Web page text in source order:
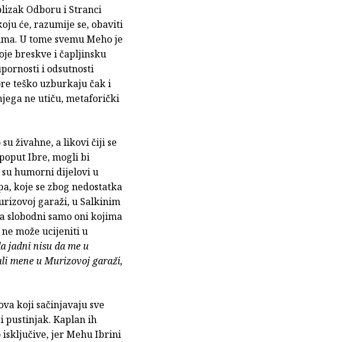
Odboru i Stranci
će, razumije se, obaviti
U tome svemu Meho je
breskve i čapljinsku
i odsutnosti
teško uzburkaju čak i
ne utiču, metaforički
živahne, a likovi čiji se
Ibre, mogli bi
humorni dijelovi u
koje se zbog nedostatka
garaži, u Salkinim
slobodni samo oni kojima
može ucijeniti u
jadni nisu da me u
mene u Murizovoj garaži,
koji sačinjavaju sve
pustinjak. Kaplan ih
isključive, jer Mehu Ibrini